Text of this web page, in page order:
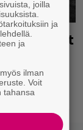
esittelivät
erilaista
joilla
ja
ja
ilman
Voit
tahansa